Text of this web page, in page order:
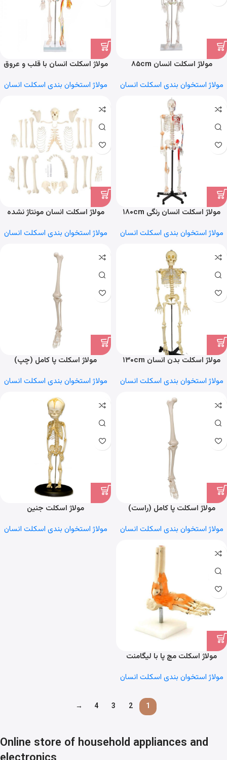
مولاژ اسکلت انسان ۸۵cm
مولاژ استخوان بندی اسکلت انسان
مولاژ اسکلت انسان با قلب و عروق
مولاژ استخوان بندی اسکلت انسان
مولاژ اسکلت انسان رنگی ۱۸۰cm
مولاژ استخوان بندی اسکلت انسان
مولاژ اسکلت انسان مونتاژ نشده
مولاژ استخوان بندی اسکلت انسان
مولاژ اسکلت بدن انسان ۱۳۰cm
مولاژ استخوان بندی اسکلت انسان
مولاژ اسکلت پا کامل (چپ)
مولاژ استخوان بندی اسکلت انسان
مولاژ اسکلت پا کامل (راست)
مولاژ استخوان بندی اسکلت انسان
مولاژ اسکلت جنین
مولاژ استخوان بندی اسکلت انسان
مولاژ اسکلت مچ پا با لیگامنت
مولاژ استخوان بندی اسکلت انسان
1
2
3
4
→
Online store of household appliances and